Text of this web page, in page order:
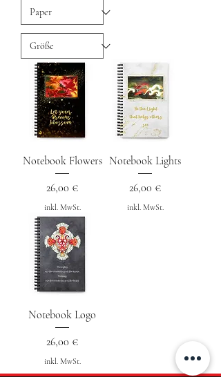
Notebook Flowers
Preis
26,00 €
inkl. MwSt.
Notebook Lights
Preis
26,00 €
inkl. MwSt.
Notebook Logo
Preis
26,00 €
inkl. MwSt.